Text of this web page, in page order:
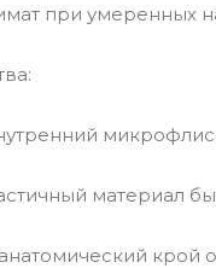
при умеренных
материал
крой